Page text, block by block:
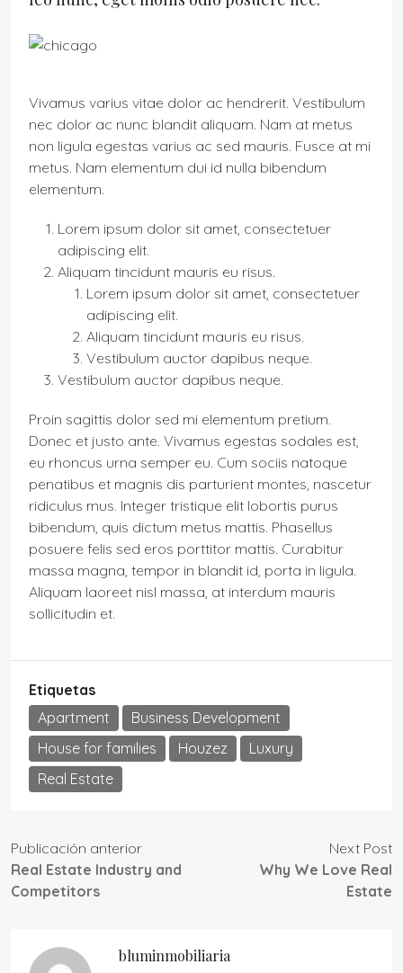
Vivamus varius vitae dolor ac hendrerit. Vestibulum
nec dolor ac nunc blandit aliquam. Nam at metus
non ligula egestas varius ac sed mauris. Fusce at mi
metus. Nam elementum dui id nulla bibendum
elementum.
Lorem ipsum dolor sit amet, consectetuer
adipiscing elit.
Aliquam tincidunt mauris eu risus.
Lorem ipsum dolor sit amet, consectetuer
adipiscing elit.
Aliquam tincidunt mauris eu risus.
Vestibulum auctor dapibus neque.
Vestibulum auctor dapibus neque.
Proin sagittis dolor sed mi elementum pretium.
Donec et justo ante. Vivamus egestas sodales est,
eu rhoncus urna semper eu. Cum sociis natoque
penatibus et magnis dis parturient montes, nascetur
ridiculus mus. Integer tristique elit lobortis purus
bibendum, quis dictum metus mattis. Phasellus
posuere felis sed eros porttitor mattis. Curabitur
massa magna, tempor in blandit id, porta in ligula.
Aliquam laoreet nisl massa, at interdum mauris
sollicitudin et.
Etiquetas
Apartment
Business Development
House for families
Houzez
Luxury
Real Estate
Publicación anterior
Real Estate Industry and
Competitors
Next Post
Why We Love Real
Estate
bluminmobiliaria